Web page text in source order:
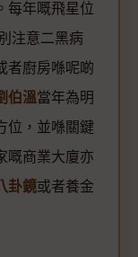
每年嘅飛星位
注意二黑病
者廚房喺呢啲
伯溫當年為明
位，並喺關鍵
嘅商業大廈亦
卦鏡或者養金